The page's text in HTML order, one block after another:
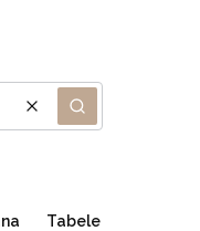
WyczyśćSzukaj
szczegóły
Tabele